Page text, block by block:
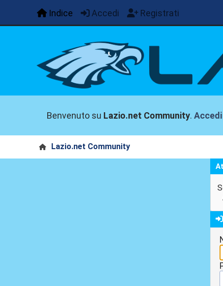
Indice Accedi Registrati
Benvenuto su Lazio.net Community.Accedi
Lazio.net Community